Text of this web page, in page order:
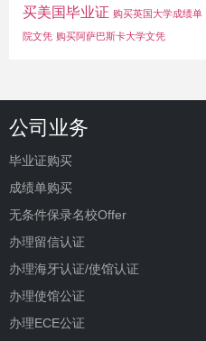
买美国毕业证 购买英国大学成绩单
院文凭 购买阿萨巴斯卡大学文凭
公司业务
毕业证购买
成绩单购买
无条件保录名校Offer
办理留信认证
办理海牙认证/使馆认证
办理使馆公证
办理ECE公证